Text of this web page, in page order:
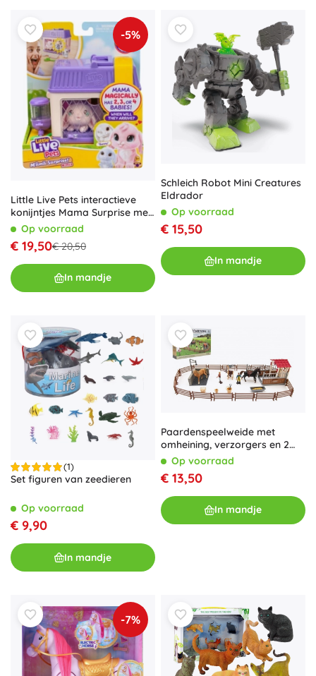
-5%
Little Live Pets interactieve
konijntjes Mama Surprise met
verrassing
Op voorraad
€ 19,50€ 20,50
In mandje
Schleich Robot Mini Creatures
Eldrador
Op voorraad
€ 15,50
In mandje
(1)
Set figuren van zeedieren
Op voorraad
€ 9,90
In mandje
Paardenspeelweide met
omheining, verzorgers en 2
paarden – kunststof set met
accessoires
Op voorraad
€ 13,50
In mandje
-7%